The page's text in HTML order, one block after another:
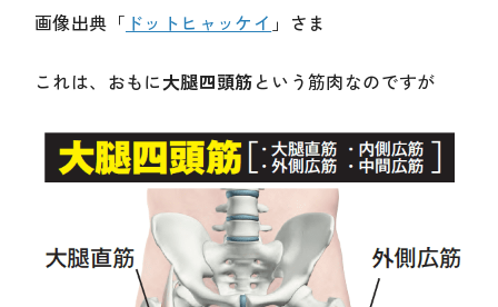
画像出典「 ドットヒャッケイ 」さま
これは、おもに大腿四頭筋という筋肉なのですが